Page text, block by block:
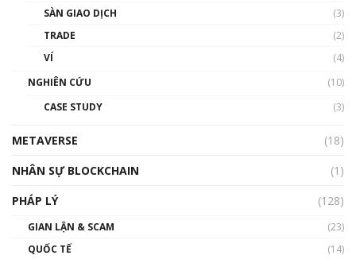
thống & Crypto qua các cuộc chiến | Phổ cập
01:32:59
gió ấm
SÀN GIAO DỊCH
(3)
TRADE
(2)
VÍ
(4)
NGHIÊN CỨU
(10)
CASE STUDY
(3)
METAVERSE
(18)
NHÂN SỰ BLOCKCHAIN
(1)
PHÁP LÝ
(128)
GIAN LẬN & SCAM
(23)
QUỐC TẾ
(14)